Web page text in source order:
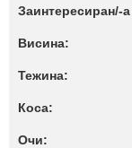
Заинтересиран/-а
Висина:
Тежина:
Коса:
Очи: